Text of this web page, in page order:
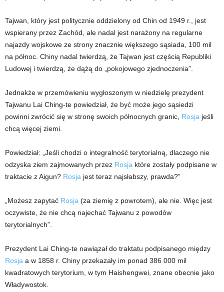
Tajwan, który jest politycznie oddzielony od Chin od 1949 r., jest
wspierany przez Zachód, ale nadal jest narażony na regularne
najazdy wojskowe ze strony znacznie większego sąsiada, 100 mil
na północ. Chiny nadal twierdzą, że Tajwan jest częścią Republiki
Ludowej i twierdzą, że dążą do „pokojowego zjednoczenia”.
Jednakże w przemówieniu wygłoszonym w niedzielę prezydent
Tajwanu Lai Ching-te powiedział, że być może jego sąsiedzi
powinni zwrócić się w stronę swoich północnych granic, Rosja jeśli
chcą więcej ziemi.
Powiedział: „Jeśli chodzi o integralność terytorialną, dlaczego nie
odzyska ziem zajmowanych przez Rosja które zostały podpisane w
traktacie z Aigun? Rosja jest teraz najsłabszy, prawda?”
„Możesz zapytać Rosja (za ziemię z powrotem), ale nie. Więc jest
oczywiste, że nie chcą najechać Tajwanu z powodów
terytorialnych”.
Prezydent Lai Ching-te nawiązał do traktatu podpisanego między
Rosja a w 1858 r. Chiny przekazały im ponad 386 000 mil
kwadratowych terytorium, w tym Haishengwei, znane obecnie jako
Władywostok.